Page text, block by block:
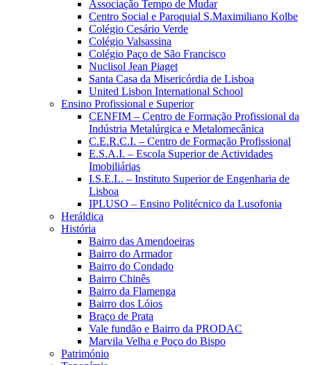
Associação Tempo de Mudar
Centro Social e Paroquial S.Maximiliano Kolbe
Colégio Cesário Verde
Colégio Valsassina
Colégio Paço de São Francisco
Nuclisol Jean Piaget
Santa Casa da Misericórdia de Lisboa
United Lisbon International School
Ensino Profissional e Superior
CENFIM – Centro de Formação Profissional da
Indústria Metalúrgica e Metalomecânica
C.E.R.C.I. – Centro de Formação Profissional
E.S.A.I. – Escola Superior de Actividades
Imobiliárias
I.S.E.L. – Instituto Superior de Engenharia de
Lisboa
IPLUSO – Ensino Politécnico da Lusofonia
Heráldica
História
Bairro das Amendoeiras
Bairro do Armador
Bairro do Condado
Bairro Chinês
Bairro da Flamenga
Bairro dos Lóios
Braço de Prata
Vale fundão e Bairro da PRODAC
Marvila Velha e Poço do Bispo
Património